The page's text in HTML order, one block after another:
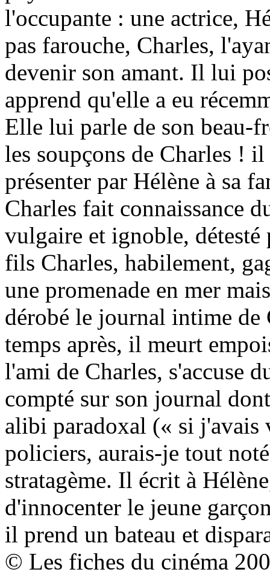
l'occupante : une actrice,
pas farouche, Charles,
devenir son amant. Il lui
apprend qu'elle a eu
Elle lui parle de son beau-
les soupçons de Charles !
présenter par Hélène à sa
Charles fait connaissance
vulgaire et ignoble, détesté
fils Charles, habilement,
une promenade en mer
dérobé le journal intime
temps après, il meurt
l'ami de Charles, s'accuse
compté sur son journal
alibi paradoxal (« si
policiers, aurais-je tout
stratagème. Il écrit à
d'innocenter le jeune
il prend un bateau et
© Les fiches du cinéma